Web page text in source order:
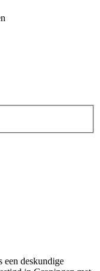
deskundige